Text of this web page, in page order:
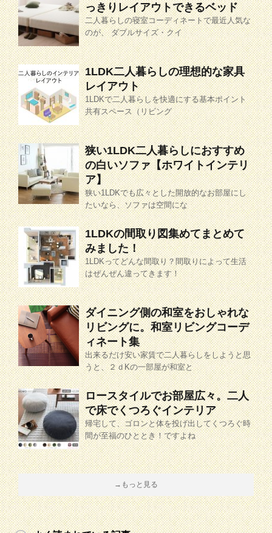
っきりレイアウトできるベッド
二人暮らしの寝室コーディネートで最近人気な
のが、 ダブルサイズ・クイ
1LDK二人暮らしの理想的な家具
レイアウト
1LDKで二人暮らしを快適にする基本ポイント
共有スペース（リビング
狭い1LDK二人暮らしにおすすめ
の白いソファ【ホワイトインテリ
ア】
狭い1LDKでも広々とした開放的なお部屋にし
たいなら、ソファは空間にな
1LDKの間取り図集めてまとめて
みました！
1LDKってどんな間取り？間取りによって生活
はぜんぜん違ってきます！
ダイニング側の和室をおしゃれな
リビングに。和室リビングコーデ
ィネート集
出来るだけ安い家賃で二人暮らしをしようと思
うと、２ｄKの一部屋が和室と
ロースタイルでお部屋広々。二人
で床でくつろぐインテリア
帰宅して、ゴロンと体を投げ出してくつろぐ時
間が至福のひととき！ですよね
→もっと見る